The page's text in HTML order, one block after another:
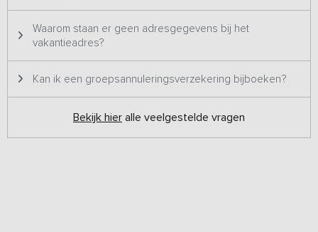
Waarom staan er geen adresgegevens bij het
vakantieadres?
Kan ik een groepsannuleringsverzekering bijboeken?
Bekijk hier alle veelgestelde vragen